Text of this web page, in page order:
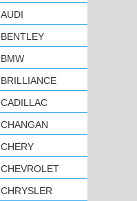
AUDI
BENTLEY
BMW
BRILLIANCE
CADILLAC
CHANGAN
CHERY
CHEVROLET
CHRYSLER